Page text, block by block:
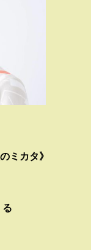
ミカタ》
る